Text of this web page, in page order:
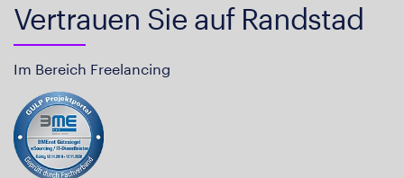
Vertrauen Sie auf Randstad
Im Bereich Freelancing